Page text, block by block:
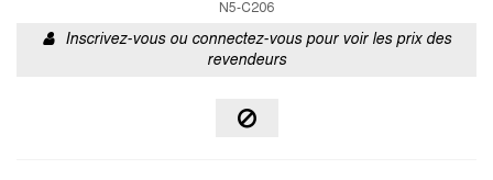
N5-C206
Inscrivez-vous ou connectez-vous pour voir les prix des
revendeurs